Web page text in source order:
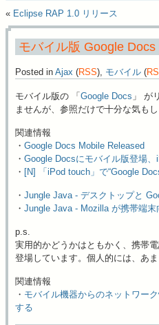
« Eclipse RAP 1.0 リリース
モバイル版 Google Docs
Posted in Ajax (RSS), モバイル (
モバイル版の 「 Google Docs 」 が
ませんが、参照だけで十分な気もし
関連情報
・ Google Docs Mobile Released
・ Google Docsにモバイル版登場
・ [N] 「iPod touch」で“Google
・ Jungle Java - デスクトップと
・ Jungle Java - Mozilla が携帯端
p.s.
実用的かどうかはともかく、携帯
登場しています。個人的には、あ
関連情報
・ モバイル機器からのネットワー
する